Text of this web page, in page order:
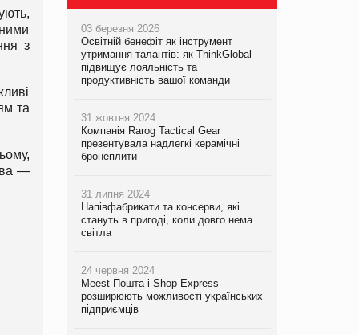
з
та
—
03 березня 2026
Освітній бенефіт як інструмент
утримання талантів: як ThinkGlobal
підвищує лояльність та
продуктивність вашої команди
31 жовтня 2024
Компанія Rarog Tactical Gear
презентувала надлегкі керамічні
бронеплити
31 липня 2024
Напівфабрикати та консерви, які
стануть в пригоді, коли довго нема
світла
24 червня 2024
Meest Пошта і Shop-Express
розширюють можливості українських
підприємців